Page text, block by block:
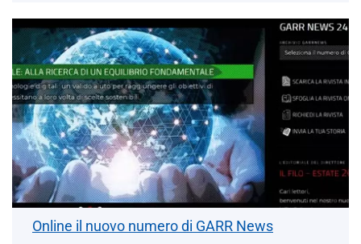
Online il nuovo numero di GARR News